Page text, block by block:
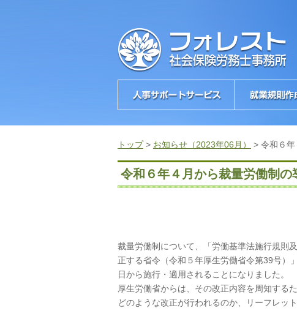
トップ> お知らせ（2023年06月） > 令和６
令和６年４月から裁量労働制
裁量労働制について、「労働基準法施行規則
正する省令（令和５年厚生労働省令第39号）
日から施行・適用されることになりました。
厚生労働省からは、その改正内容を周知する
どのような改正が行われるのか、リーフレッ